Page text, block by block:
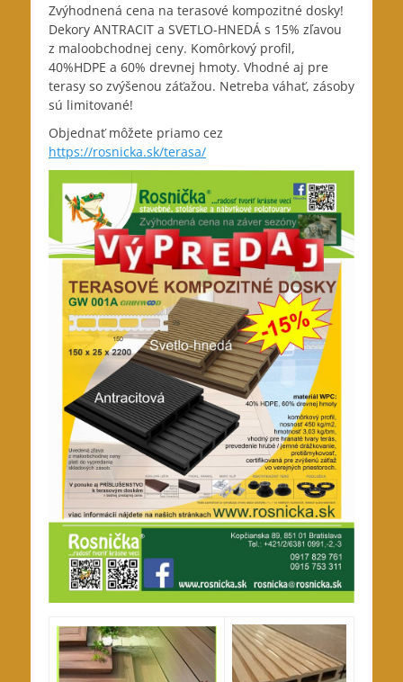
Zvýhodnená cena na terasové kompozitné dosky!
Dekory ANTRACIT a SVETLO-HNEDÁ s 15% zľavou
z maloobchodnej ceny. Komôrkový profil,
40%HDPE a 60% drevnej hmoty. Vhodné aj pre
terasy so zvýšenou záťažou. Netreba váhať, zásoby
sú limitované!
Objednať môžete priamo cez
https://rosnicka.sk/terasa/